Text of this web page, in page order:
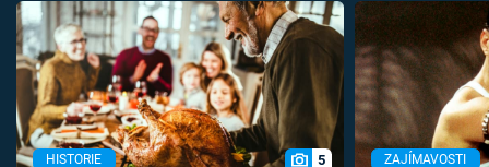
HISTORIE 5 ZAJÍMAVOSTI